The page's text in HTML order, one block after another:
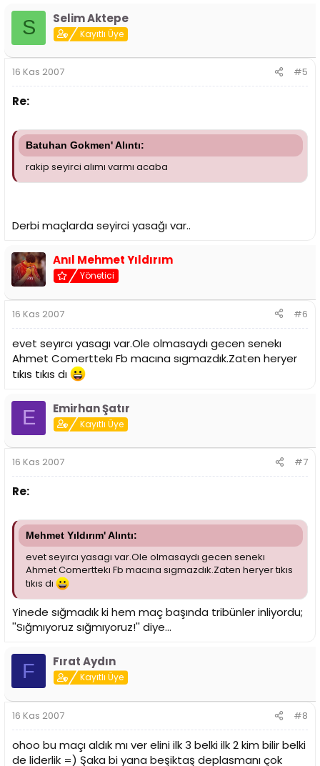
S Selim Aktepe
Kayıtlı Üye
16 Kas 2007 #5
Re:
Batuhan Gokmen' Alıntı:
rakip seyirci alımı varmı acaba
Derbi maçlarda seyirci yasağı var..
Anıl Mehmet Yıldırım
Yönetici
16 Kas 2007 #6
evet seyırcı yasagı var.Ole olmasaydı gecen senekı
Ahmet Comerttekı Fb macına sıgmazdık.Zaten heryer
tıkıs tıkıs dı
E Emirhan Şatır
Kayıtlı Üye
16 Kas 2007 #7
Re:
Mehmet Yıldırım' Alıntı:
evet seyırcı yasagı var.Ole olmasaydı gecen senekı
Ahmet Comerttekı Fb macına sıgmazdık.Zaten heryer tıkıs
tıkıs dı
Yinede sığmadık ki hem maç başında tribünler inliyordu;
''Sığmıyoruz sığmıyoruz!'' diye...
F Fırat Aydın
Kayıtlı Üye
16 Kas 2007 #8
ohoo bu maçı aldık mı ver elini ilk 3 belki ilk 2 kim bilir belki
de liderlik =) Şaka bi yana beşiktaş deplasmanı çok